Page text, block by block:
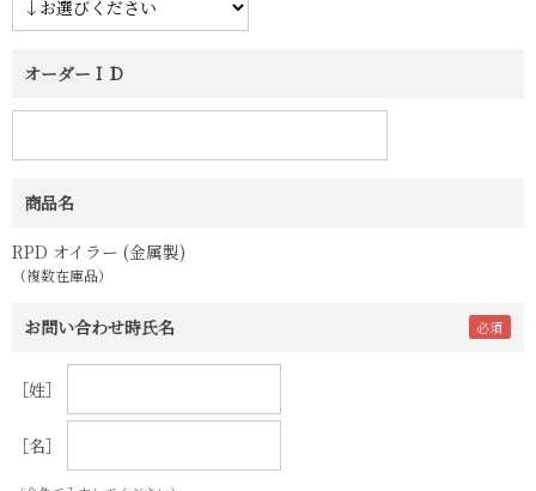
オーダーＩＤ
商品名
RPD オイラー (金属製)
（複数在庫品）
お問い合わせ時氏名
［姓］
［名］